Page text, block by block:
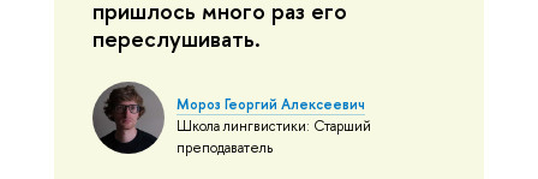
пришлось много раз его
переслушивать.
Мороз Георгий Алексеевич
Школа лингвистики: Старший
преподаватель